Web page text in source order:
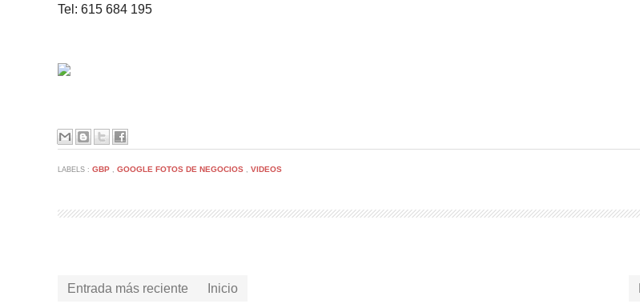
Tel: 615 684 195
LABELS : GBP , GOOGLE FOTOS DE NEGOCIOS , VIDEOS
Entrada más reciente Inicio